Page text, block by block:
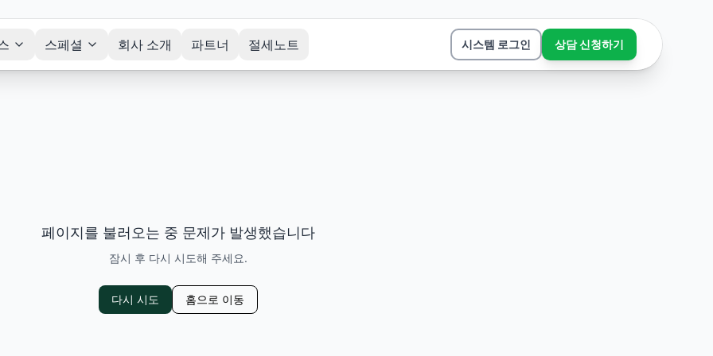
스페셜 회사 소개 파트너 절세노트 시스템 로그인 상담 신청하기
페이지를 불러오는 중 문제가 발생했습니다
잠시 후 다시 시도해 주세요.
다시 시도 홈으로 이동